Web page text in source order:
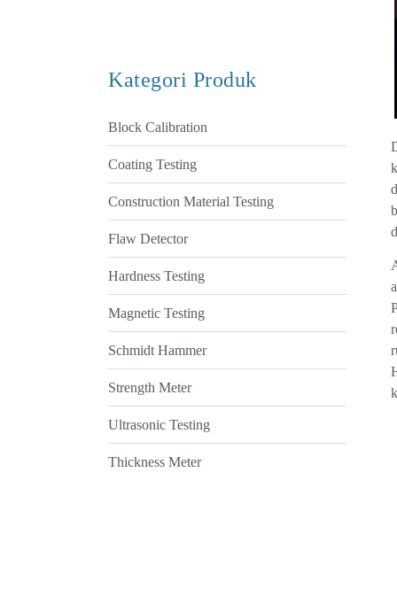
Kategori Produk
Block Calibration
Coating Testing
Construction Material Testing
Flaw Detector
Hardness Testing
Magnetic Testing
Schmidt Hammer
Strength Meter
Ultrasonic Testing
Thickness Meter